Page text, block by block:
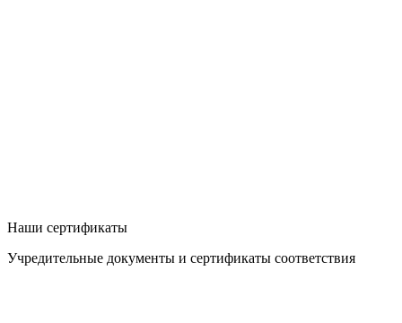
Наши сертификаты
Учредительные документы и сертификаты соответствия